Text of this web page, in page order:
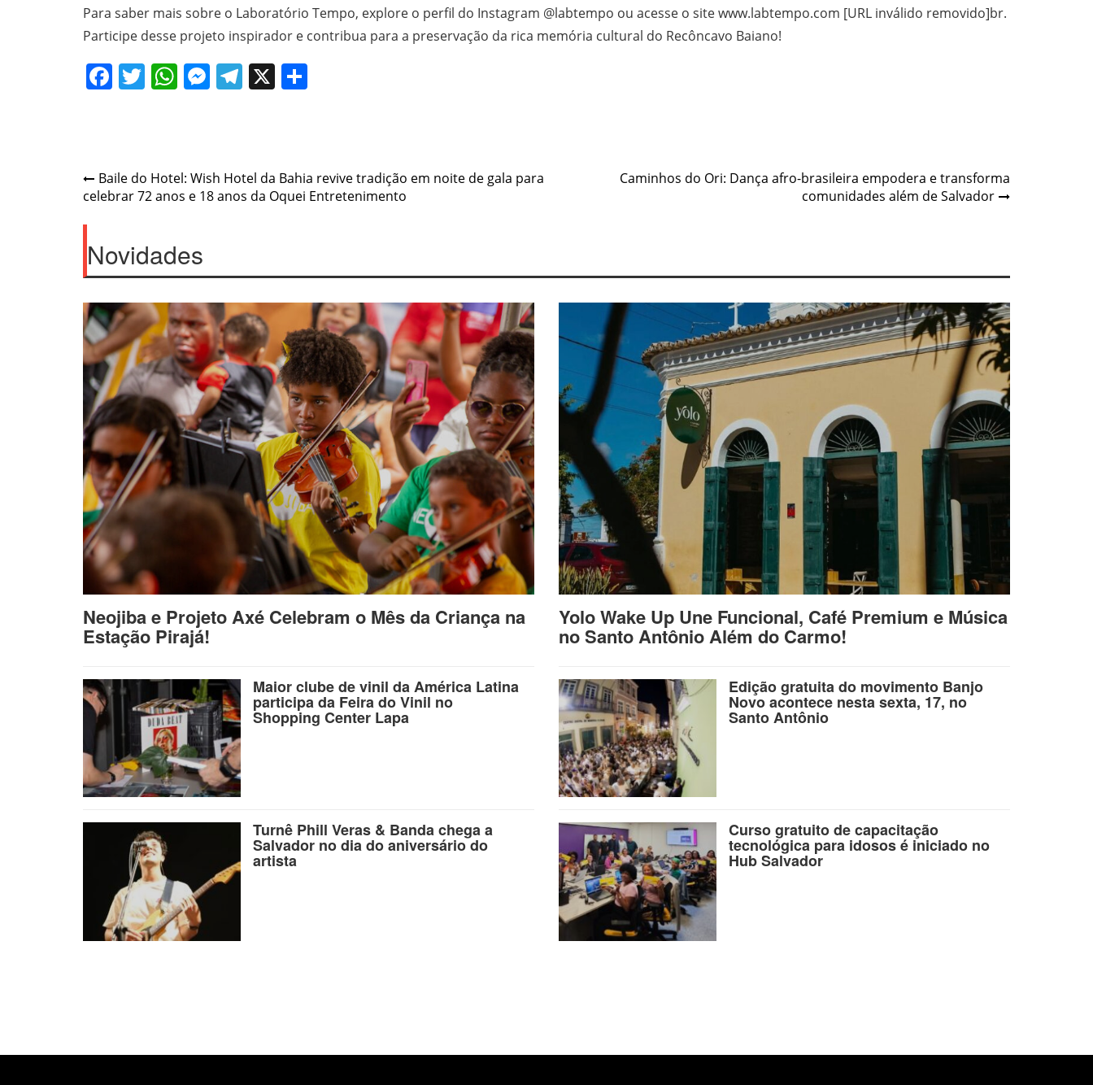
Para saber mais sobre o Laboratório Tempo, explore o perfil do Instagram @labtempo ou acesse o site www.labtempo.com [URL inválido removido]br.
Participe desse projeto inspirador e contribua para a preservação da rica memória cultural do Recôncavo Baiano!
Facebook
Twitter
WhatsApp
Messenger
Telegram
X
Post
navigation
Baile do Hotel: Wish Hotel da Bahia revive tradição em noite de gala para
celebrar 72 anos e 18 anos da Oquei Entretenimento
Caminhos do Ori: Dança afro-brasileira empodera e transforma
comunidades além de Salvador
Novidades
Neojiba e Projeto Axé Celebram o Mês da Criança na
Estação Pirajá!
Yolo Wake Up Une Funcional, Café Premium e Música
no Santo Antônio Além do Carmo!
Maior clube de vinil da América Latina
participa da Feira do Vinil no
Shopping Center Lapa
Edição gratuita do movimento Banjo
Novo acontece nesta sexta, 17, no
Santo Antônio
Turnê Phill Veras & Banda chega a
Salvador no dia do aniversário do
artista
Curso gratuito de capacitação
tecnológica para idosos é iniciado no
Hub Salvador